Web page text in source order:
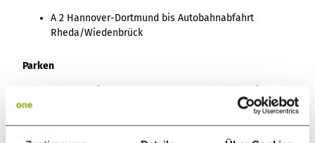
A 2 Hannover-Dortmund bis Autobahnabfahrt
Rheda/Wiedenbrück
Parken
Eslohe.